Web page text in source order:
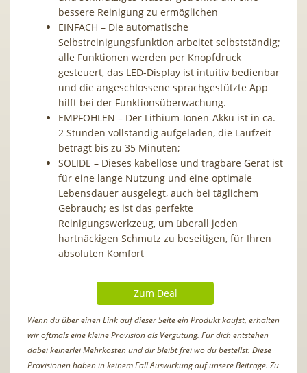
bessere Reinigung zu ermöglichen
EINFACH – Die automatische
Selbstreinigungsfunktion arbeitet selbstständig;
alle Funktionen werden per Knopfdruck
gesteuert, das LED-Display ist intuitiv bedienbar
und die angeschlossene sprachgestützte App
hilft bei der Funktionsüberwachung.
EMPFOHLEN – Der Lithium-Ionen-Akku ist in ca.
2 Stunden vollständig aufgeladen, die Laufzeit
beträgt bis zu 35 Minuten;
SOLIDE – Dieses kabellose und tragbare Gerät ist
für eine lange Nutzung und eine optimale
Lebensdauer ausgelegt, auch bei täglichem
Gebrauch; es ist das perfekte
Reinigungswerkzeug, um überall jeden
hartnäckigen Schmutz zu beseitigen, für Ihren
absoluten Komfort
Zum Deal
Wenn du über einen Link auf dieser Seite ein Produkt kaufst, erhalten
wir oftmals eine kleine Provision als Vergütung. Für dich entstehen
dabei keinerlei Mehrkosten und dir bleibt frei wo du bestellst. Diese
Provisionen haben in keinem Fall Auswirkung auf unsere Beiträge. Zu